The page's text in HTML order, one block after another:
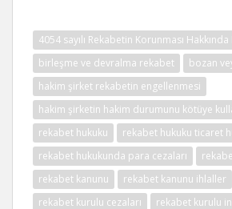
4054 sayılı Rekabetin Korunması Hakkında
birleşme ve devralma rekabet
bozan
hakim şirket rekabetin engellenmesi
hakim şirketin hakim durumunu kötüye
rekabet hukuku
rekabet hukuku ticaret
rekabet hukukunda para cezaları
rekabet kanunu
rekabet kanunu ihlaller
rekabet kurulu cezaları
rekabet kurulu